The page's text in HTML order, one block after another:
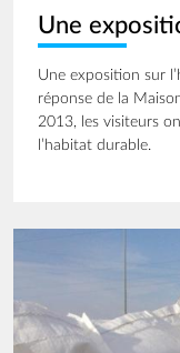
Une
Une exposition sur
réponse de la
2013, les visiteurs
l’habitat durable.